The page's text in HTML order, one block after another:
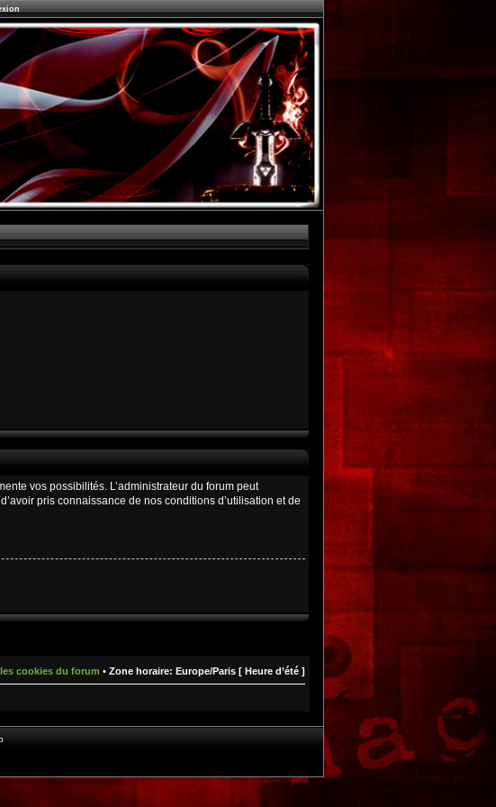
vos possibilités. L’administrateur du forum peut
pris connaissance de nos conditions d’utilisation et de
cookies du forum • Zone horaire: Europe/Paris [ Heure d’été ]